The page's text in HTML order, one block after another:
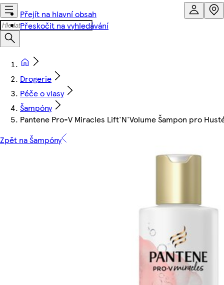
Přejít na hlavní obsah
Přeskočit na vyhledávání
Drogerie
Péče o vlasy
Šampóny
Pantene Pro-V Miracles Lift'N'Volume Šampon pro
Zpět na Šampóny